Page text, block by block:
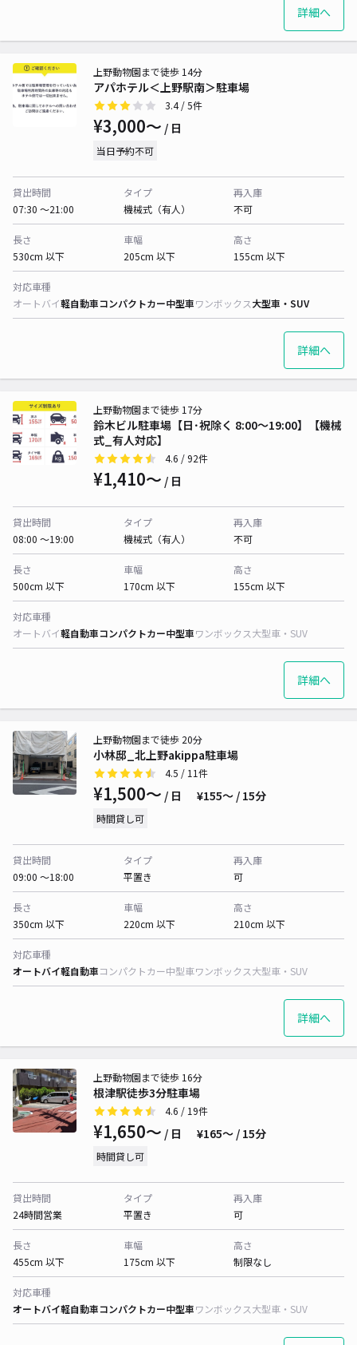
詳細へ
アパホテル＜上野駅南＞駐車場
上野動物園まで徒歩 14分
3.4/ 5件
¥3,000〜 / 日
当日予約不可
貸出時間
07:30 〜21:00
タイプ
機械式（有人）
再入庫
不可
長さ
530cm 以下
車幅
205cm 以下
高さ
155cm 以下
対応車種
オートバイ軽自動車コンパクトカー中型車ワンボックス大型車・SUV
詳細へ
鈴木ビル駐車場【日･祝除く 8:00～19:00】【機械
式_有人対応】
上野動物園まで徒歩 17分
4.6 / 92件
¥1,410〜 / 日
貸出時間
08:00 〜19:00
タイプ
機械式（有人）
再入庫
不可
長さ
500cm 以下
車幅
170cm 以下
高さ
155cm 以下
対応車種
オートバイ軽自動車コンパクトカー中型車ワンボックス大型車・SUV
詳細へ
小林邸_北上野akippa駐車場
上野動物園まで徒歩 20分
4.5 / 11件
¥1,500〜 / 日 ¥155〜 / 15分
時間貸し可
貸出時間
09:00 〜18:00
タイプ
平置き
再入庫
可
長さ
350cm 以下
車幅
220cm 以下
高さ
210cm 以下
対応車種
オートバイ軽自動車コンパクトカー中型車ワンボックス大型車・SUV
詳細へ
根津駅徒歩3分駐車場
上野動物園まで徒歩 16分
4.6 / 19件
¥1,650〜 / 日 ¥165〜 / 15分
時間貸し可
貸出時間
24時間営業
タイプ
平置き
再入庫
可
長さ
455cm 以下
車幅
175cm 以下
高さ
制限なし
対応車種
オートバイ軽自動車コンパクトカー中型車ワンボックス大型車・SUV